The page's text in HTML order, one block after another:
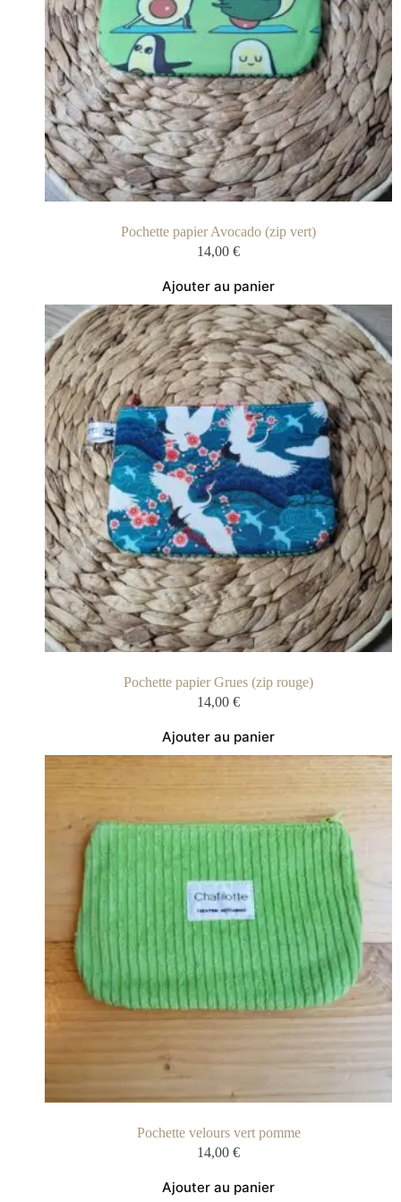
Pochette papier Avocado (zip vert)
14,00 €
Ajouter au panier
Pochette papier Grues (zip rouge)
14,00 €
Ajouter au panier
Pochette velours vert pomme
14,00 €
Ajouter au panier